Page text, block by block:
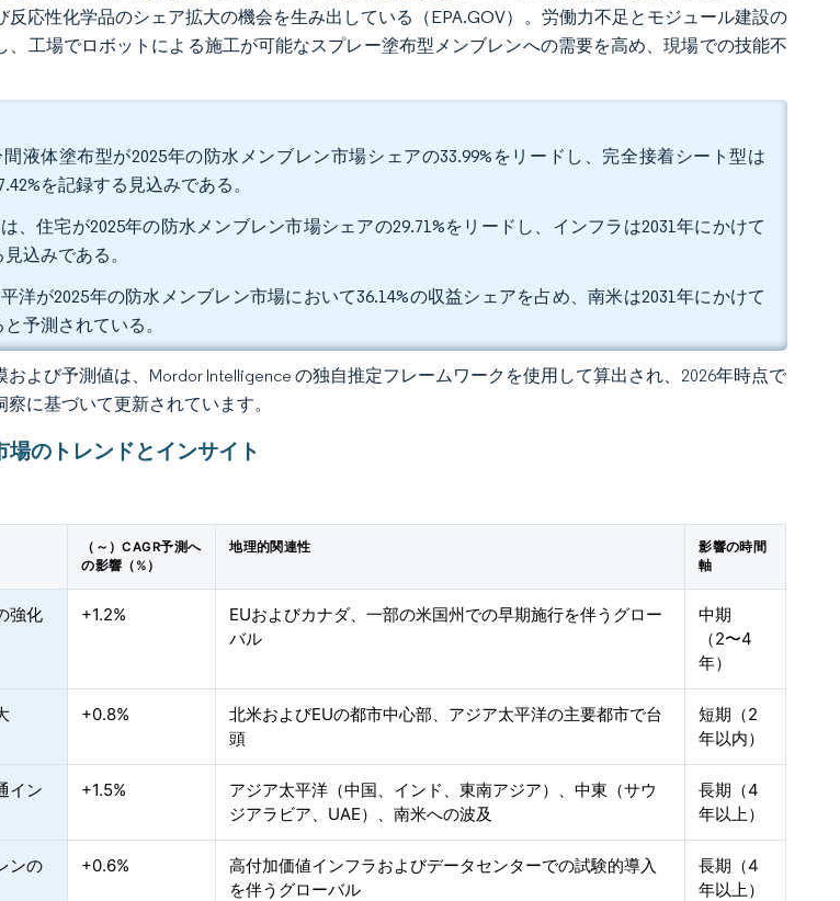
反応性化学品のシェア拡大の機会を生み出している（EPA.GOV）。労働力不足とモジュール建設の
、工場でロボットによる施工が可能なスプレー塗布型メンブレンへの需要を高め、現場での技能不
液体塗布型が2025年の防水メンブレン市場シェアの33.99%をリードし、完全接着シート型は
を記録する見込みである。
、住宅が2025年の防水メンブレン市場シェアの29.71%をリードし、インフラは2031年にかけて
込みである。
洋が2025年の防水メンブレン市場において36.14%の収益シェアを占め、南米は2031年にかけて
予測されている。
よび予測値は、Mordor Intelligence の独自推定フレームワークを使用して算出され、2026年時点で
に基づいて更新されています。
のトレンドとインサイト
（～）CAGR予測へ
の影響（%）
地理的関連性
影響の時間
軸
強化 +1.2%
EUおよびカナダ、一部の米国州での早期施行を伴うグロー
バル
中期
（2〜4
年）
+0.8%
北米およびEUの都市中心部、アジア太平洋の主要都市で台
頭
短期（2
年以内）
イン
+1.5%
アジア太平洋（中国、インド、東南アジア）、中東（サウ
ジアラビア、UAE）、南米への波及
長期（4
年以上）
ンの
+0.6%
高付加価値インフラおよびデータセンターでの試験的導入
を伴うグローバル
長期（4
年以上）